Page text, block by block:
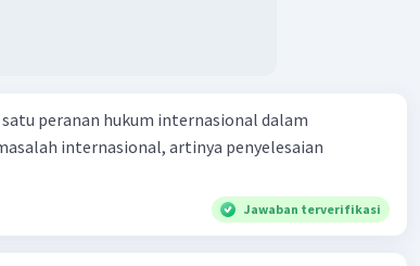
peranan hukum internasional dalam
internasional, artinya penyelesaian
Jawaban terverifikasi